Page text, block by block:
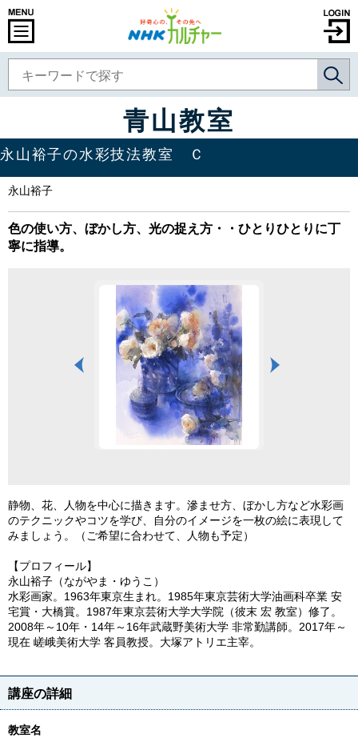
青山教室
永山裕子の水彩技法教室 Ｃ
永山裕子
色の使い方、ぼかし方、光の捉え方・・ひとりひとりに丁
寧に指導。
静物、花、人物を中心に描きます。滲ませ方、ぼかし方など水彩画
のテクニックやコツを学び、自分のイメージを一枚の絵に表現して
みましょう。（ご希望に合わせて、人物も予定）
【プロフィール】
永山裕子（ながやま・ゆうこ）
水彩画家。1963年東京生まれ。1985年東京芸術大学油画科卒業 安
宅賞・大橋賞。1987年東京芸術大学大学院（彼末 宏 教室）修了。
2008年～10年・14年～16年武蔵野美術大学 非常勤講師。2017年～
現在 嵯峨美術大学 客員教授。大塚アトリエ主宰。
講座の詳細
教室名